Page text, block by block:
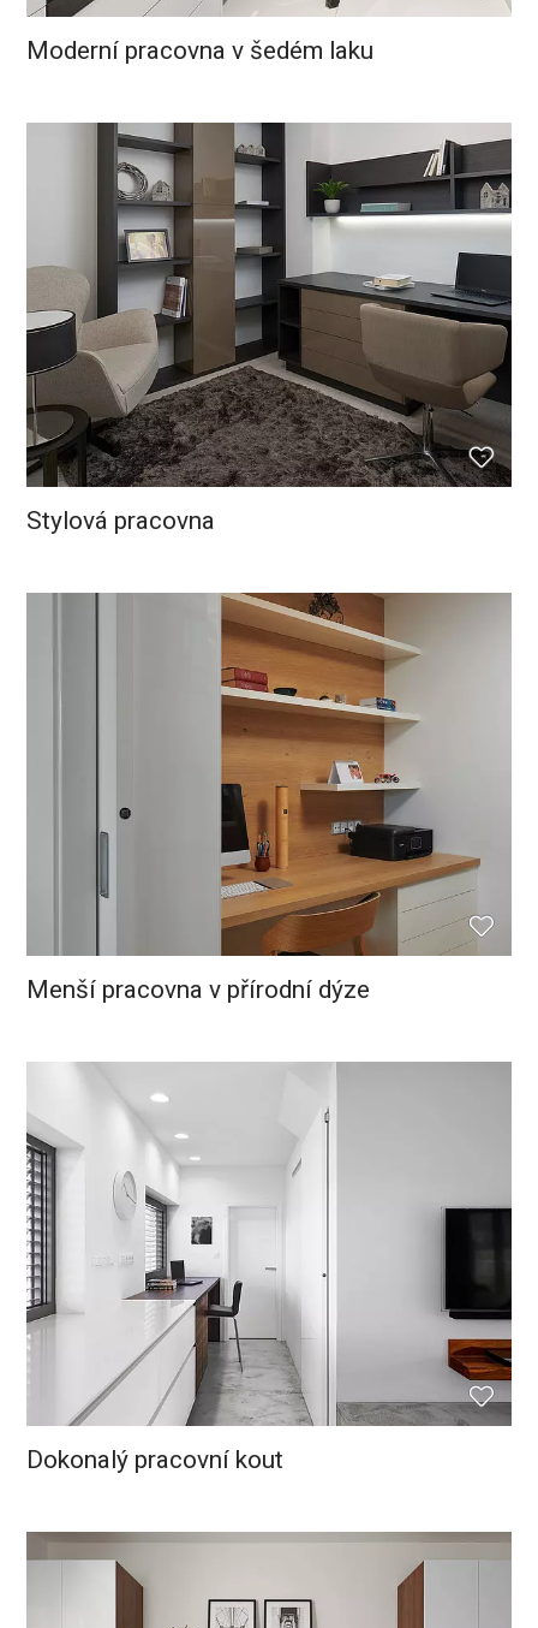
Moderní pracovna v šedém laku
Stylová pracovna
Menší pracovna v přírodní dýze
Dokonalý pracovní kout